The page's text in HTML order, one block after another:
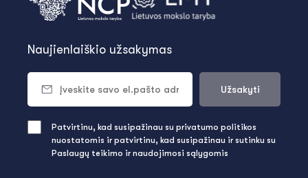
Naujienlaiškio užsakymas
Užsakyti
Patvirtinu, kad susipažinau su privatumo politikos
nuostatomis ir patvirtinu, kad susipažinau ir sutinku su
Paslaugų teikimo ir naudojimosi sąlygomis